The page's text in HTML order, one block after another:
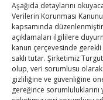
Aşağıda detaylarını
Verilerin Korunması
kapsamında
açıklamaları ilgililere
kanun çerçevesinde
saklı tutar. Şirketimiz
olup, veri sorumlusu
gizliliğine ve güvenliğine
gereğince
TOBB Son
Kahramanmaraş
binası hizmete açıldı